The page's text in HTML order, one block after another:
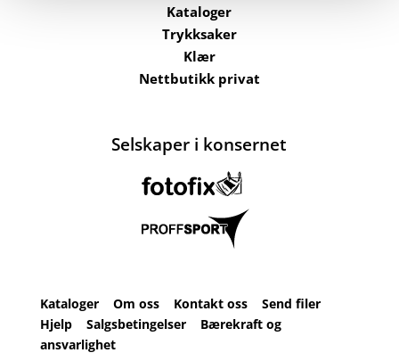
Kataloger
Trykksaker
Klær
Nettbutikk privat
Selskaper i konsernet
Kataloger Om oss Kontakt oss
Send filer
Hjelp Salgsbetingelser
Bærekraft og
ansvarlighet